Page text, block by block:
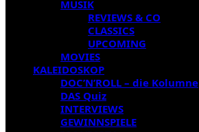
MUSIK
REVIEWS & CO
CLASSICS
UPCOMING
MOVIES
KALEIDOSKOP
DOC’N’ROLL – die Kolumne
DAS Quiz
INTERVIEWS
GEWINNSPIELE